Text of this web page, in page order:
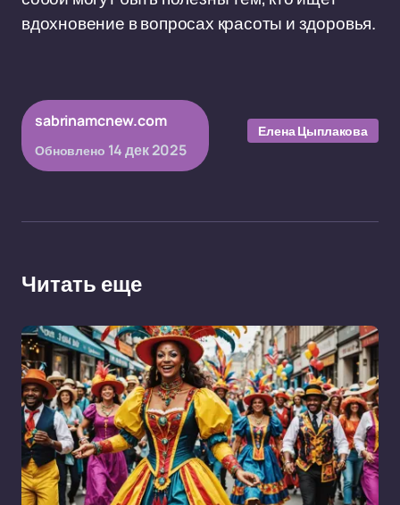
вдохновение в вопросах красоты и здоровья.
sabrinamcnew.com
Обновлено 14 дек 2025
Елена Цыплакова
Читать еще